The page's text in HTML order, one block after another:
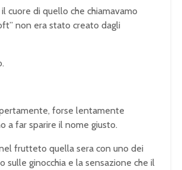
cuore di quello che chiamavamo
non era stato creato dagli
forse lentamente
a far sparire il nome giusto.
frutteto quella sera con uno dei
sulle ginocchia e la sensazione che il